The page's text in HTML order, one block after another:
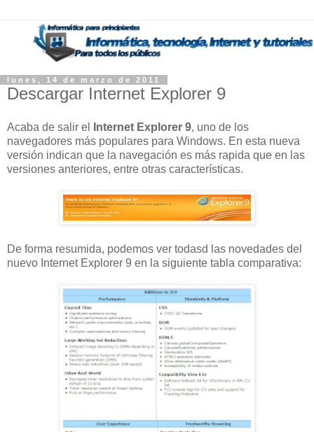
lunes, 14 de marzo de 2011
Descargar Internet Explorer 9
Acaba de salir el Internet Explorer 9, uno de los
navegadores más populares para Windows. En esta nueva
versión indican que la navegación es más rapida que en las
versiones anteriores, entre otras características.
De forma resumida, podemos ver todasd las novedades del
nuevo Internet Explorer 9 en la siguiente tabla comparativa: